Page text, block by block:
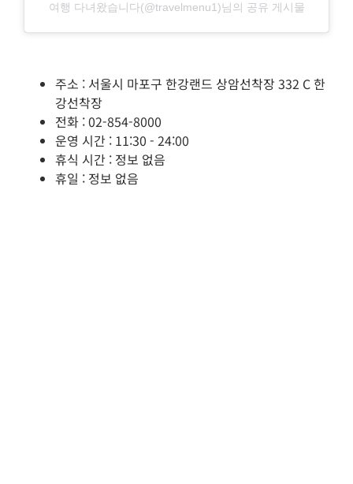
여행 다녀왔습니다(@travelmenu1)님의 공유 게시물
주소 : 서울시 마포구 한강랜드 상암선착장 332 C 한
강선착장
전화 : 02-854-8000
운영 시간 : 11:30 - 24:00
휴식 시간 : 정보 없음
휴일 : 정보 없음